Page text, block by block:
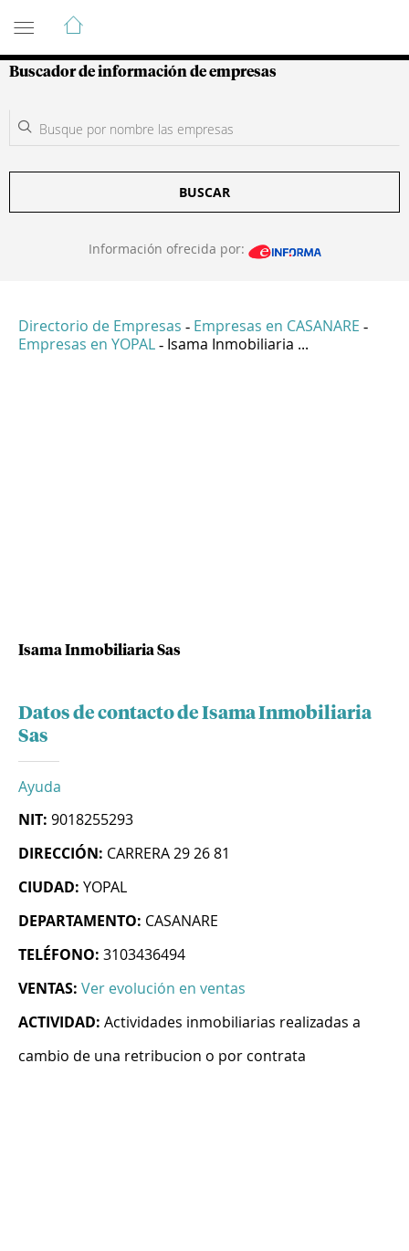
Guía de Empresas Colombianas
Buscador de información de empresas
BUSCAR
Información ofrecida por:
Directorio de Empresas - Empresas en CASANARE -
Empresas en YOPAL - Isama Inmobiliaria ...
Isama Inmobiliaria Sas
Datos de contacto de Isama Inmobiliaria
Sas
Ayuda
NIT: 9018255293
DIRECCIÓN: CARRERA 29 26 81
CIUDAD: YOPAL
DEPARTAMENTO: CASANARE
TELÉFONO: 3103436494
VENTAS: Ver evolución en ventas
ACTIVIDAD: Actividades inmobiliarias realizadas a
cambio de una retribucion o por contrata